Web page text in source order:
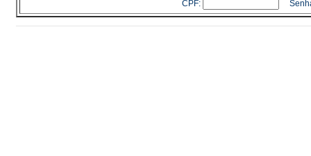
CPF: